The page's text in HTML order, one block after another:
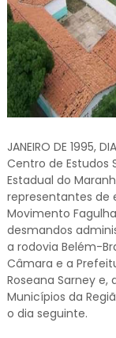
JANEIRO DE 1995,
Centro de Estudos
Estadual do
representantes de
Movimento
desmandos
a rodovia Belém-
Câmara e a
Roseana Sarney e,
Municípios da
o dia seguinte.